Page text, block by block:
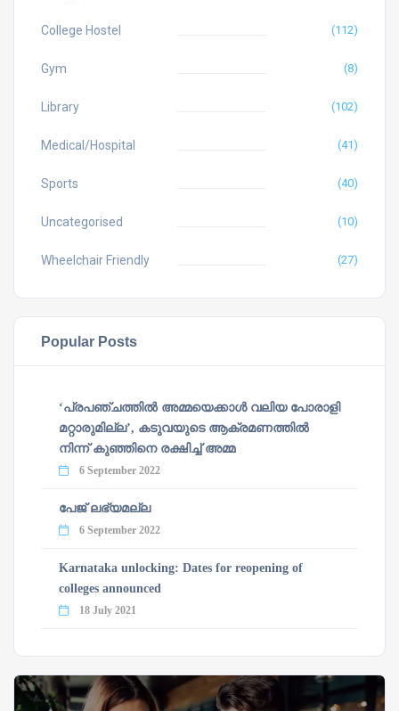
College Hostel (112)
Gym (8)
Library (102)
Medical/Hospital (41)
Sports (40)
Uncategorised (10)
Wheelchair Friendly (27)
Popular Posts
‘പ്രപഞ്ചത്തില്‍ അമ്മയെക്കാള്‍ വലിയ പോരാളി
മറ്റാരുമില്ല’, കടുവയുടെ ആക്രമണത്തില്‍
നിന്ന് കുഞ്ഞിനെ രക്ഷിച്ച് അമ്മ
6 September 2022
പേജ് ലഭ്യമല്ല
6 September 2022
Karnataka unlocking: Dates for reopening of
colleges announced
18 July 2021